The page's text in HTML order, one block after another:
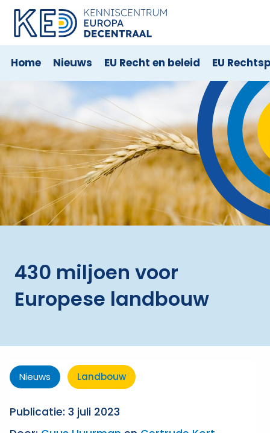
Home Nieuws EU Recht en beleid EU
430 miljoen voor
Europese landbouw
Nieuws Landbouw
Publicatie: 3 juli 2023